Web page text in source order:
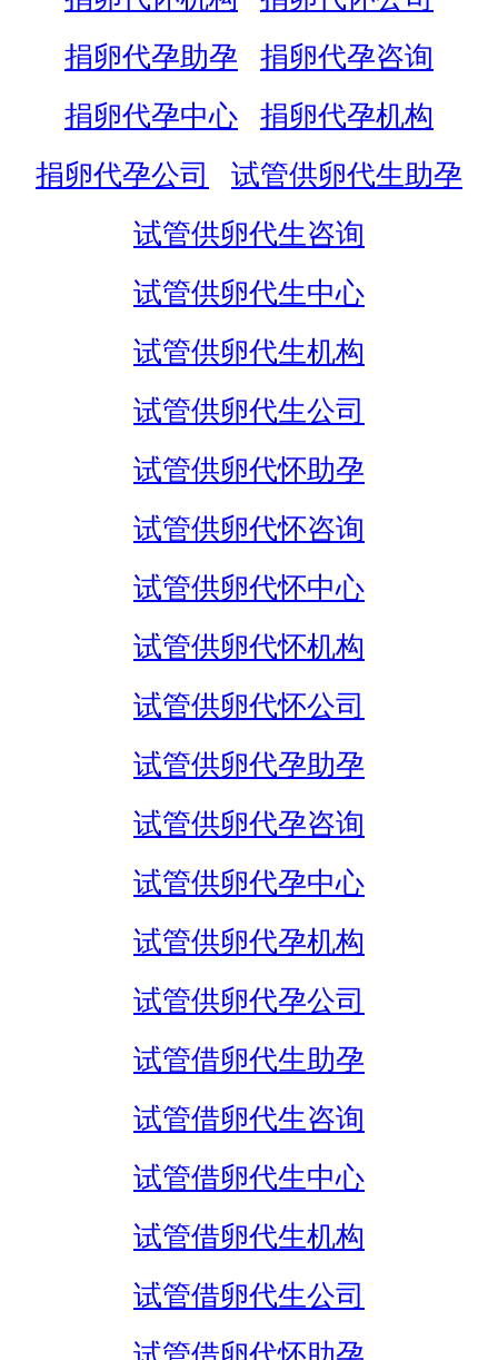
捐卵代孕助孕
捐卵代孕咨询
捐卵代孕中心
捐卵代孕机构
捐卵代孕公司
试管供卵代生助孕
试管供卵代生咨询
试管供卵代生中心
试管供卵代生机构
试管供卵代生公司
试管供卵代怀助孕
试管供卵代怀咨询
试管供卵代怀中心
试管供卵代怀机构
试管供卵代怀公司
试管供卵代孕助孕
试管供卵代孕咨询
试管供卵代孕中心
试管供卵代孕机构
试管供卵代孕公司
试管借卵代生助孕
试管借卵代生咨询
试管借卵代生中心
试管借卵代生机构
试管借卵代生公司